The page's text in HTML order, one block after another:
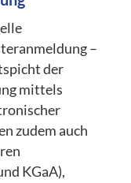
–
der
mittels
zudem auch
KGaA),